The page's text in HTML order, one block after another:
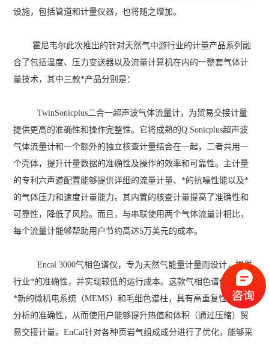
设施，包括管道和计量仪器，也将随之增加。
霍尼韦尔此次推出的针对天然气中游行业的计量产品系列融
合了包括温度、压力变送器以及流量计算机在内的一整套气体计
量技术，其中三款*产品分别是：
TwinSonicplus二合一超声波气体流量计，为贸易交接计量
提供更高的准确性和操作完整性。它将成熟的Q.Sonicplus超声波
气体流量计和一个额外的独立核查计量结合在一起，二者共用一
个壳体，提升计量数据的准确性及操作的效率和可靠性。主计量
的专利六声道配置能够提供详细的流量计量、*的抗噪性能以及*
的气体压力和速度计量能力。其内置的核查计量提高了准确性和
可靠性，降低了风险。而且，与串联使用两个气体流量计相比，
每个流量计能够帮助用户节约高达5万美元的成本。
Encal 3000气相色谱仪，专为天然气能量计量而设计，提供
行业*的准确性，并实现较低的运行成本。这款气相色谱仪采用了
*新的微机电系统（MEMS）和毛细色谱柱，具有高重复性和组分
分析的准确性，从而使用户能够提升热值和体积（通过压缩）贸
易交接计量。EnCal针对各种页岩气组成成分进行了优化，能够采